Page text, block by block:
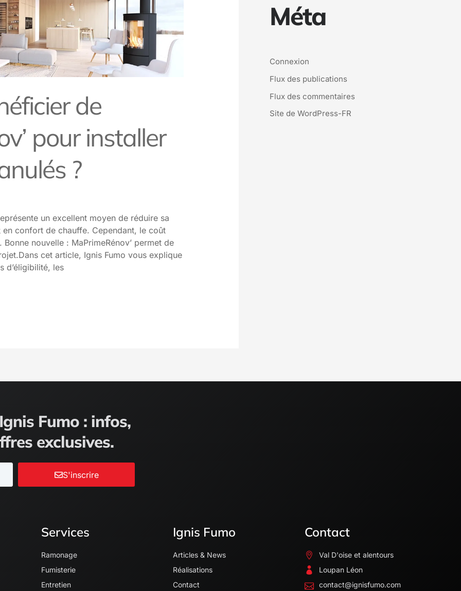
de
pour installer
?
un excellent moyen de réduire sa
confort de chauffe. Cependant, le coût
nouvelle : MaPrimeRénov’ permet de
cet article, Ignis Fumo vous explique
d’éligibilité, les
Méta
Connexion
Flux des publications
Flux des commentaires
Site de WordPress-FR
Fumo : infos,
exclusives.
S'inscrire
Services
Ramonage
Fumisterie
Entretien
Ignis Fumo
Articles & News
Réalisations
Contact
Contact
Val D'oise et alentours
Loupan Léon
contact@ignisfumo.com